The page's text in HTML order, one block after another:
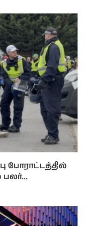
போராட்டத்தில்